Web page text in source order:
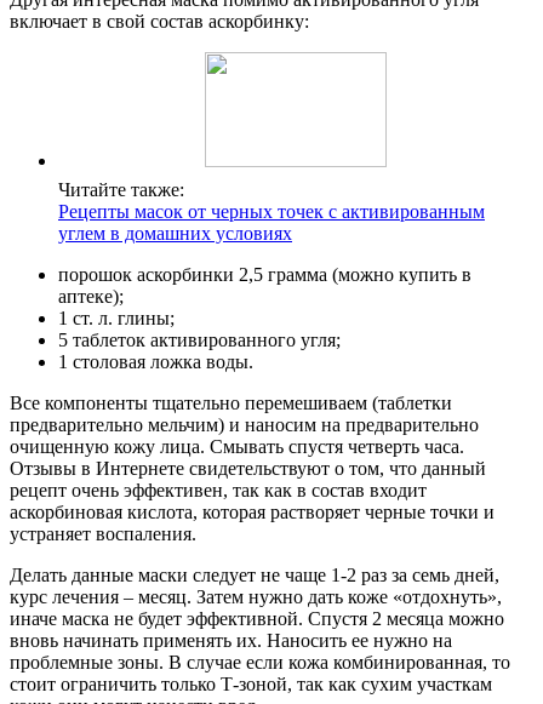
включает в свой состав аскорбинку:
Читайте также:
Рецепты масок от черных точек с активированным
углем в домашних условиях
порошок аскорбинки 2,5 грамма (можно купить в
аптеке);
1 ст. л. глины;
5 таблеток активированного угля;
1 столовая ложка воды.
Все компоненты тщательно перемешиваем (таблетки
предварительно мельчим) и наносим на предварительно
очищенную кожу лица. Смывать спустя четверть часа.
Отзывы в Интернете свидетельствуют о том, что данный
рецепт очень эффективен, так как в состав входит
аскорбиновая кислота, которая растворяет черные точки и
устраняет воспаления.
Делать данные маски следует не чаще 1-2 раз за семь дней,
курс лечения – месяц. Затем нужно дать коже «отдохнуть»,
иначе маска не будет эффективной. Спустя 2 месяца можно
вновь начинать применять их. Наносить ее нужно на
проблемные зоны. В случае если кожа комбинированная, то
стоит ограничить только Т-зоной, так как сухим участкам